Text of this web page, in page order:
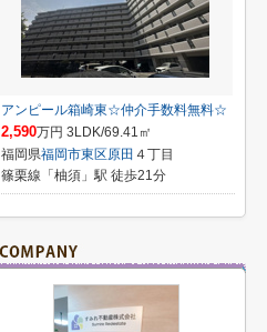
アンピール箱崎東☆仲介手数料無料☆
2,590万円 3LDK/69.41㎡
福岡県福岡市東区原田 ４丁目
篠栗線「柚須」駅 徒歩21分